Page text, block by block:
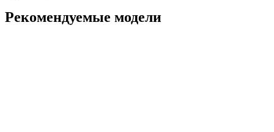
Рекомендуемые модели